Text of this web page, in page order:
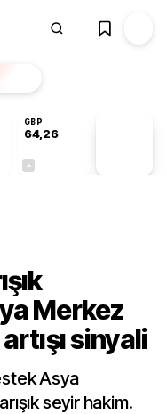
GBP
64,26
Merkez
sinyali
Asya
seyir hakim.